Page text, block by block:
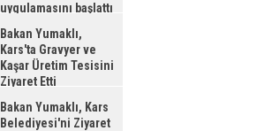
uygulamasını başlattı
Bakan Yumaklı,
Kars'ta Gravyer ve
Kaşar Üretim Tesisini
Ziyaret Etti
Bakan Yumaklı, Kars
Belediyesi'ni Ziyaret